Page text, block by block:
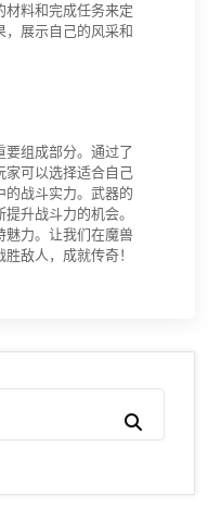
材料和完成任务来定
，展示自己的风采和
要组成部分。通过了
家可以选择适合自己
的战斗实力。武器的
升战斗力的机会。
魅力。让我们在魔兽
敌人，成就传奇！